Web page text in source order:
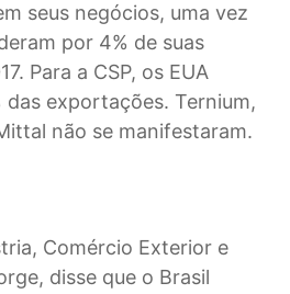
seus negócios, uma vez
por 4% de suas
Para a CSP, os EUA
das exportações. Ternium,
não se manifestaram.
Comércio Exterior e
disse que o Brasil